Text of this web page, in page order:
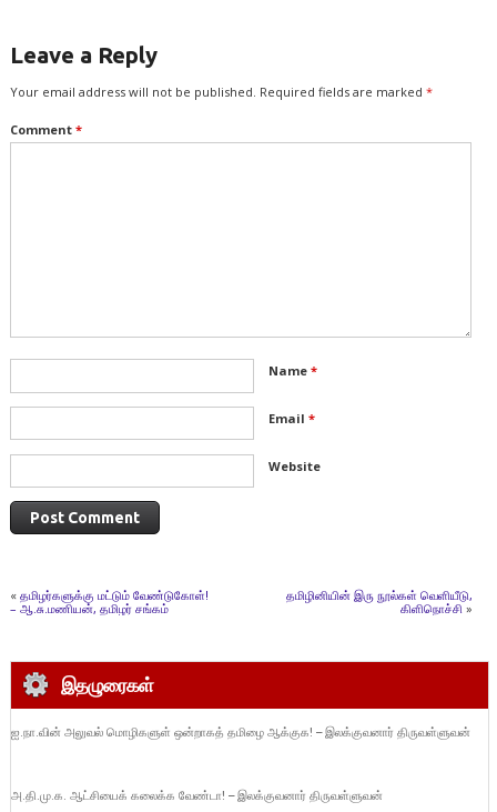
Leave a Reply
Your email address will not be published. Required fields are marked *
Comment *
Name *
Email *
Website
« தமிழர்களுக்கு மட்டும் வேண்டுகோள்!
– ஆ.சு.மணியன், தமிழர் சங்கம்
தமிழினியின் இரு நூல்கள் வெளியீடு,
கிளிநொச்சி»
இதழுரைகள்
ஐ.நா.வின் அலுவல் மொழிகளுள் ஒன்றாகத் தமிழை ஆக்குக! – இலக்குவனார் திருவள்ளுவன்
அ.தி.மு.க. ஆட்சியைக் கலைக்க வேண்டா! – இலக்குவனார் திருவள்ளுவன்